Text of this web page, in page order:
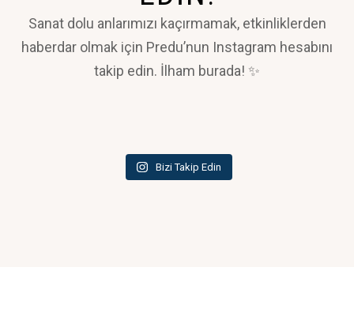
Sanat dolu anlarımızı kaçırmamak, etkinliklerden
haberdar olmak için Predu’nun Instagram hesabını
takip edin. İlham burada! ✨
Bizi Takip Edin